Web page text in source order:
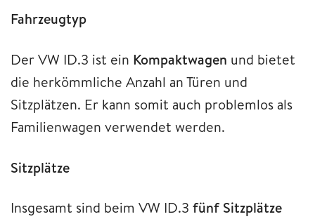
Fahrzeugtyp
Der VW ID.3 ist ein Kompaktwagen und bietet
die herkömmliche Anzahl an Türen und
Sitzplätzen. Er kann somit auch problemlos als
Familienwagen verwendet werden.
Sitzplätze
Insgesamt sind beim VW ID.3 fünf Sitzplätze